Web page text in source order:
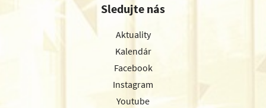
Sledujte nás
Aktuality
Kalendár
Facebook
Instagram
Youtube